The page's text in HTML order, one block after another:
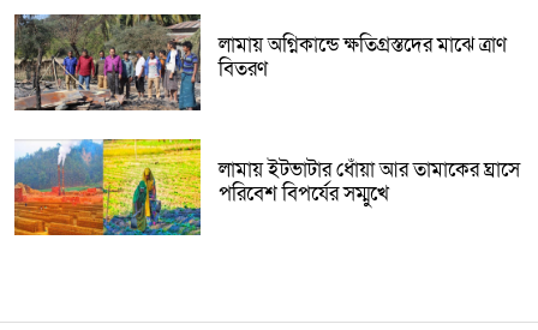
লামায় অগ্নিকান্ডে ক্ষতিগ্রস্তদের মাঝে ত্রাণ
বিতরণ
লামায় ইটভাটার ধোঁয়া আর তামাকের ঘ্রাসে
পরিবেশ বিপর্যের সম্মুখে